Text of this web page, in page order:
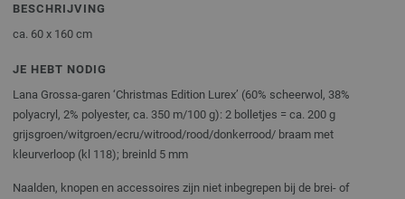
BESCHRIJVING
ca. 60 x 160 cm
JE HEBT NODIG
Lana Grossa-garen ‘Christmas Edition Lurex’ (60% scheerwol, 38%
polyacryl, 2% polyester, ca. 350 m/100 g): 2 bolletjes = ca. 200 g
grijsgroen/witgroen/ecru/witrood/rood/donkerrood/ braam met
kleurverloop (kl 118); breinld 5 mm
Naalden, knopen en accessoires zijn niet inbegrepen bij de brei- of